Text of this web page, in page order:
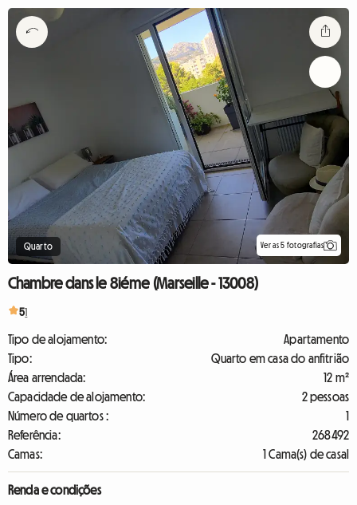
Quarto Ver as 5 fotografias
Chambre dans le 8iéme (Marseille - 13008)
51
Tipo de alojamento:
Apartamento
Tipo:
Quarto em casa do anfitrião
Área arrendada:
12 m²
Capacidade de alojamento:
2 pessoas
Número de quartos :
1
Referência:
268492
Camas:
1 Cama(s) de casal
Renda e condições